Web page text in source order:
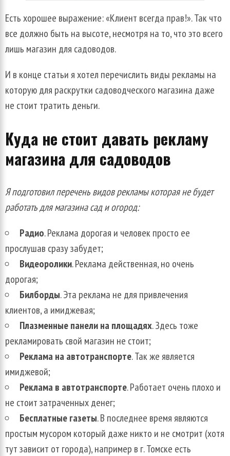
Есть хорошее выражение: «Клиент всегда прав!». Так что
все должно быть на высоте, несмотря на то, что это всего
лишь магазин для садоводов.
И в конце статьи я хотел перечислить виды рекламы на
которую для раскрутки садоводческого магазина даже
не стоит тратить деньги.
Куда не стоит давать рекламу
магазина для садоводов
Я подготовил перечень видов рекламы которая не будет
работать для магазина сад и огород:
Радио. Реклама дорогая и человек просто ее
прослушав сразу забудет;
Видеоролики. Реклама действенная, но очень
дорогая;
Билборды. Эта реклама не для привлечения
клиентов, а имиджевая;
Плазменные панели на площадях. Здесь тоже
рекламировать свой магазин не стоит;
Реклама на автотранспорте. Так же является
имиджевой;
Реклама в автотранспорте. Работает очень плохо и
не стоит затраченных денег;
Бесплатные газеты. В последнее время являются
простым мусором который даже никто и не смотрит (хотя
тут зависит от города), например в г. Томске есть